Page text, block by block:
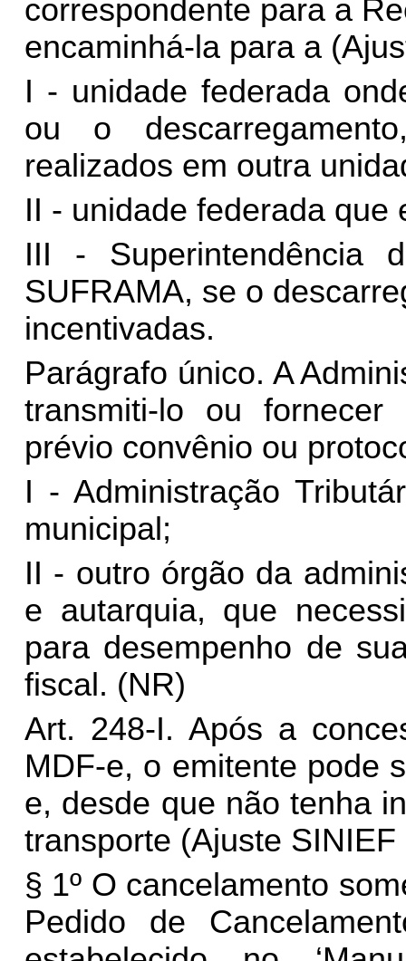
correspondente para a
encaminhá-la para a
I - unidade federada
ou o
realizados em outra
II - unidade federada que
III - Superintendência
SUFRAMA, se o
incentivadas.
Parágrafo único. A
transmiti-lo ou fornecer
prévio convênio ou
I - Administração
municipal;
II - outro órgão da
e autarquia, que
para desempenho de
fiscal. (NR)
Art. 248-I.Após a
MDF-e, o emitente pode
e, desde que não tenha
transporte (Ajuste
§ 1º O cancelamento
Pedido de